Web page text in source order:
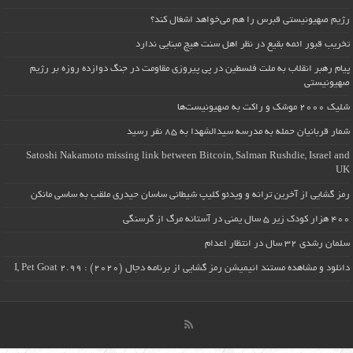
رژیم صهیونیستی قبرس را هم می‌خواهد اشغال کند؟
تخریب قبور ائمه بقیع در نظر اهل سنت هیچ مبنایی ندارد
پیام رهبر انقلاب به ملت فلسطین در پی پیروزی مقاومت در جنگ دوازده روزه بر رژیم
صهیونیستی
شلیک ۲۰۰۰ موشک و راکت به صهیونیست‌ها
شمار قربانیان حمله به مدرسه سیدالشهدا به ۸۵ نفر رسید
Satoshi Nakamoto missing link between Bitcoin, Salman Rushdie, Israel and
UK
رمز گشایی از آخرین ترانه و ویدئو کلیپ شیطانی ساسان حیدری ملقب به ساسی مانکن
۴۰۰ هزار کودک زیر ۵ سال یمنی در آستانه مرگ از گرسنگی
سلمان رشدی ۳۲ سال در انتظار اعدام
دانلود و مشاهده مستند انیمیشن رمز گشایی از برنامه دجال (۲۰۲۰) : I, Pet Goat 2.99